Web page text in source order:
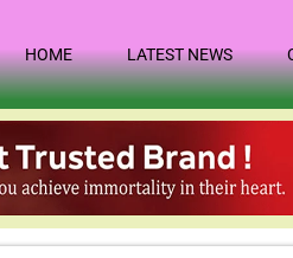
HOME LATEST NEWS